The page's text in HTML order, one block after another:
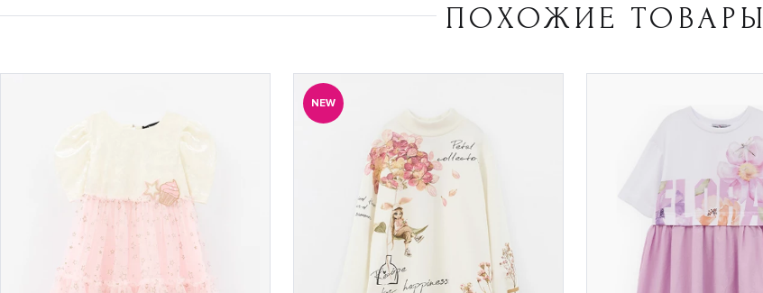
ПОХОЖИЕ ТОВАРЫ
NEW